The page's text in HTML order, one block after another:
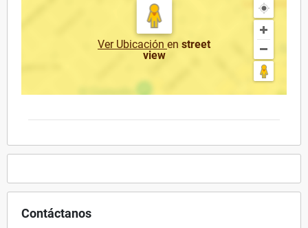
Ver Ubicación en street
view
Contáctanos